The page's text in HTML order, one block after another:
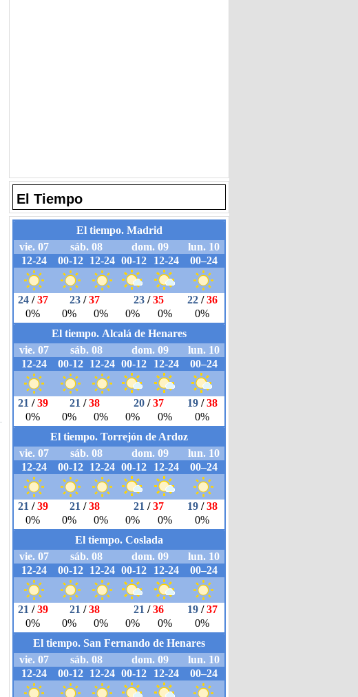
El Tiempo